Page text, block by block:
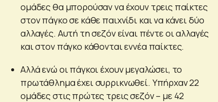
ομάδες θα μπορούσαν να έχουν τρεις παίκτες
στον πάγκο σε κάθε παιχνίδι και να κάνει δύο
αλλαγές. Αυτή τη σεζόν είναι πέντε οι αλλαγές
και στον πάγκο κάθονται εννέα παίκτες.
Αλλά ενώ οι πάγκοι έχουν μεγαλώσει, το
πρωτάθλημα έχει συρρικνωθεί. Υπήρχαν 22
ομάδες στις πρώτες τρεις σεζόν – με 42